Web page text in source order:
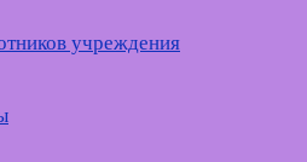
учреждения